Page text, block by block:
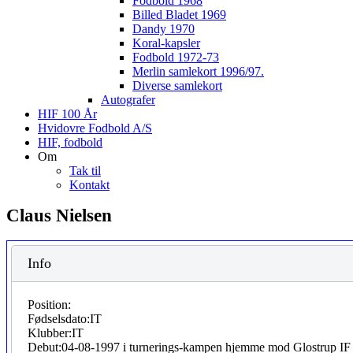
Billed Bladet 1969
Dandy 1970
Koral-kapsler
Fodbold 1972-73
Merlin samlekort 1996/97.
Diverse samlekort
Autografer
HIF 100 År
Hvidovre Fodbold A/S
HIF, fodbold
Om
Tak til
Kontakt
Claus Nielsen
Info
Position:
Fødselsdato:IT
Klubber:IT
Debut:04-08-1997 i turnerings-kampen hjemme mod Glostrup IF